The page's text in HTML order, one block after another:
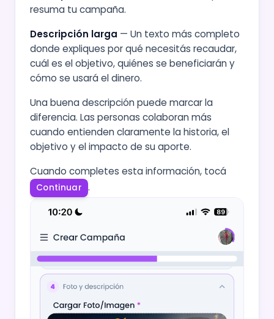
resuma tu campaña.
Descripción larga — Un texto más completo
donde expliques por qué necesitás recaudar,
cuál es el objetivo, quiénes se beneficiarán y
cómo se usará el dinero.
Una buena descripción puede marcar la
diferencia. Las personas colaboran más
cuando entienden claramente la historia, el
objetivo y el impacto de su aporte.
Cuando completes esta información, tocá
Continuar .